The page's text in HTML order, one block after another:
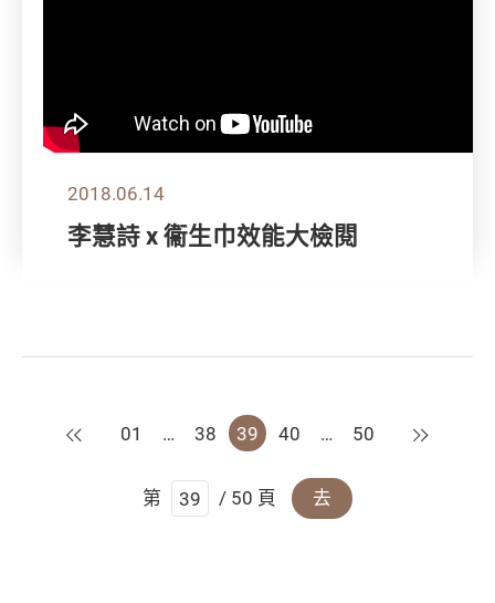
2018.06.14
李慧詩 x 衞生巾效能大檢閱
上一頁
01 … 38 39 40 … 50 下一頁
第 / 50 頁 去